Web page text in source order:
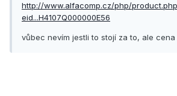
http://www.alfacomp.cz/php/
eid...H4107Q000000E56
vůbec nevím jestli to stojí za to, ale